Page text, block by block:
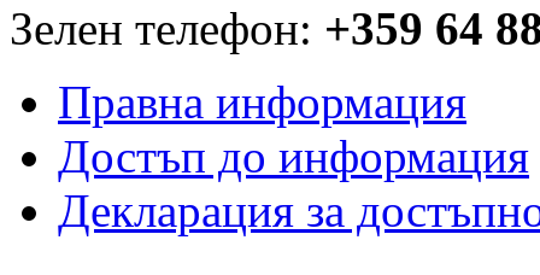
Зелен телефон: +359 64
Правна информация
Достъп до информация
Декларация за